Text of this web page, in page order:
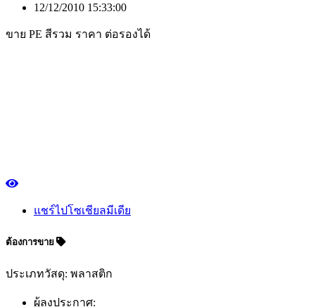
12/12/2010 15:33:00
ขาย PE สีรวม ราคา ต่อรองได้
แชร์ไปโซเชียลมีเดีย
ต้องการขาย
ประเภทวัสดุ: พลาสติก
ผู้ลงประกาศ: